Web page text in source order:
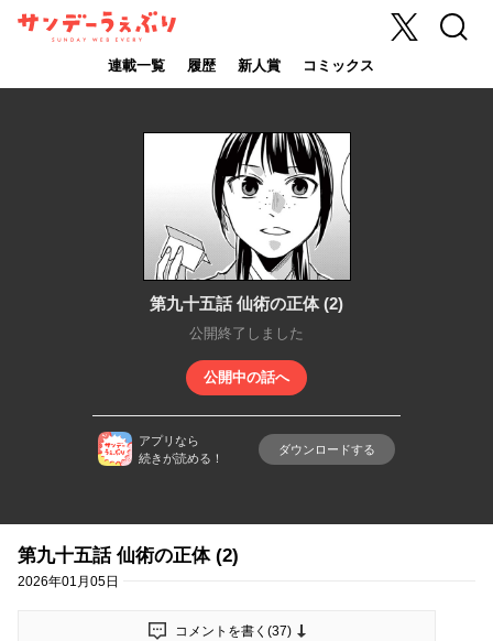
サンデーうぇ
連載一覧 履歴 新人賞 コミックス
X 検索
第九十五話 仙術の正体 (2)
公開終了しました
公開中の話へ
アプリなら
続きが読める！
ダウンロードする
第九十五話 仙術の正体 (2)
2026年01月05日
コメントを書く(37)